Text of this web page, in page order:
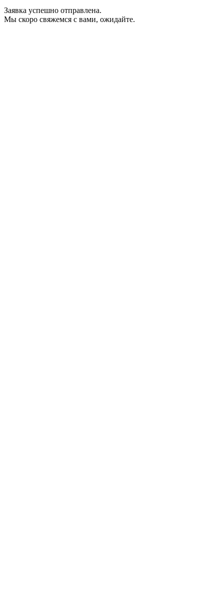
Заявка успешно отправлена.
Мы скоро свяжемся с вами, ожидайте.